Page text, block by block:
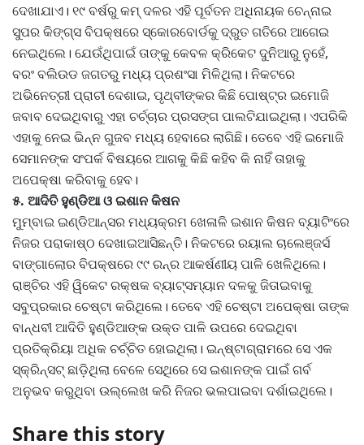
ଦେଖାଯାଏ। ୧୯ ବର୍ଷରୁ କମ୍‌ ଦଳର ଏହି ପୂର୍ବତନ ଅଧିନାୟକ ଚେନ୍ନାଇ
ସୁପର କିଙ୍ଗ୍ସ ବିପକ୍ଷରେ ସ୍କୋରବୋର୍ଡକୁ ଦ୍ରୁତ ଗତିରେ ଆଗେଇ
ନେଇଥିଲେ। ଯେଉଁଥିପାଇଁ ତାଙ୍କୁ କେବଳ କ୍ରିକେଟ ଦୁନିଆରୁ ନୁହେଁ,
ବରଂ ବଲିଉଡ ଜଗତରୁ ମଧ୍ୟ ପ୍ରଶଂସା ମିଳିଥିଲା। ନିକଟରେ
ଅଭିନେତ୍ରୀ ପ୍ରାଚୀ ଦେଶାଇ, ପୃଥ୍ବୀଙ୍କର କିଛି ପୋଷ୍ଟ୍‌ର ଇମୋଜି
ଜବାବ ଦେଇଥିବାରୁ ଏହା ଚର୍ଚ୍ଚାର ପ୍ରସଙ୍ଗ ପାଲଟିଯାଇଥିଲା। ଏପରିକି
ଏହାକୁ ନେଇ ଭିନ୍ନ ଗୁଜବ ମଧ୍ୟ ହେବାରେ ଲାଗିଛି। ତେବେ ଏହି ଇମୋଜି
ସେମାନଙ୍କ ସଂପର୍କ ବିଷୟରେ ଆଗକୁ କିଛି କହିବ କି ନାହିଁ ତାହାକୁ
ଅପେକ୍ଷା କରିବାକୁ ହେବ।
୫. ଆଦିତି ହୁଣ୍ଡିଆ ଓ ଇଶାନ କିଷନ
ମୁମ୍ବାଇ ଇଣ୍ଡିଆନ୍ସର ମଧ୍ୟକ୍ରମ ଖେଳାଳି ଇଶାନ କିଷନ ବ୍ୟାଟିଂରେ
ନିଜର ପରାକାଷ୍ଠ ଦେଖାଇଆସିଛନ୍ତି। ନିକଟରେ ରୟାଲ ଚାଲେଞ୍ଜର୍ସ
ବାଙ୍ଗାଲୋର ବିପକ୍ଷରେ ୯୯ ରନ୍‌ର ଆକର୍ଷଣୀୟ ପାଳି ଖେଳିଥିଲେ।
ରାଞ୍ଚିର ଏହି ୱିକେଟ ରକ୍ଷକ ବ୍ୟାଟ୍ସମ୍ୟାନ ଦଳକୁ ଜିତାଇବାକୁ
ସବୁପ୍ରକାର ଚେଷ୍ଟା କରିଥିଲେ। ତେବେ ଏହି ଚେଷ୍ଟା ଅପେକ୍ଷା ତାଙ୍କ
ବାନ୍ଧବୀ ଆଦିତି ହୁଣ୍ଡିଆଙ୍କ ଉକ୍ତ ପାଳି ଉପରେ ଦେଇଥିବା
ପ୍ରତିକ୍ରିୟା ଅଧିକ ଚର୍ଚ୍ଚିତ ହୋଇଥିଲା। ଇନ୍‌ଷ୍ଟାଗ୍ରାମରେ ସେ ଏକ
ସ୍କ୍ରିନ୍‌ସଟ୍‌ ଛାଡ଼ିଥିଲା ବେଳେ ସେଥିରେ ସେ ଇଶାନଙ୍କ ପାଇଁ ଗର୍ବ
ଅନୁଭବ କରୁଥିବା ଉଲ୍ଲେଖ କରି ନିଜର ଭଲପାଇବା ଦର୍ଶାଇଥିଲେ।
Share this story